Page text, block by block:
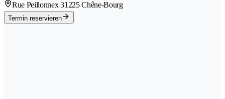
Rue Peillonnex 31225 Chêne-Bourg
Termin reservieren